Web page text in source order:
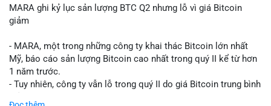
📰 Nguồn: CoinDesk
MARA ghi kỷ lục sản lượng BTC Q2 nhưng lỗ vì giá Bitcoin
giảm
- MARA, một trong những công ty khai thác Bitcoin lớn nhất
Mỹ, báo cáo sản lượng Bitcoin cao nhất trong quý II kể từ hơn
1 năm trước.
- Tuy nhiên, công ty vẫn lỗ trong quý II do giá Bitcoin trung bình